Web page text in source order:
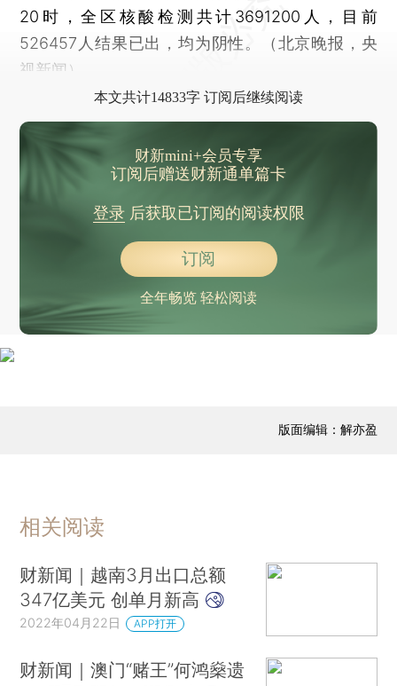
20时，全区核酸检测共计3691200人，目前
526457人结果已出，均为阴性。（北京晚报，央
视新闻）
本文共计14833字 订阅后继续阅读
财新mini+会员专享
订阅后赠送财新通单篇卡
登录后获取已订阅的阅读权限
订阅
全年畅览 轻松阅读
版面编辑：解亦盈
相关阅读
财新闻｜越南3月出口总额
347亿美元 创单月新高
2022年04月22日 APP打开
财新闻｜澳门“赌王”何鸿燊遗